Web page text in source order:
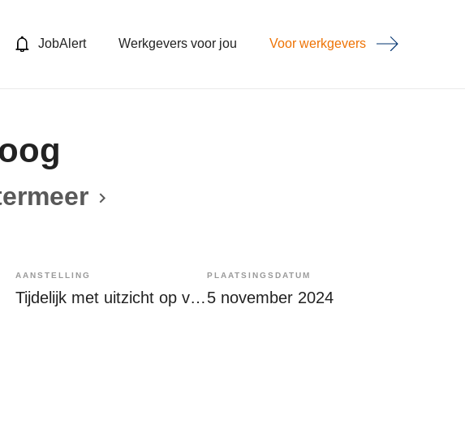
JobAlert Werkgevers voor jou Voor werkgevers
AANSTELLING
Tijdelijk met uitzicht op vast
PLAATSINGSDATUM
5 november 2024